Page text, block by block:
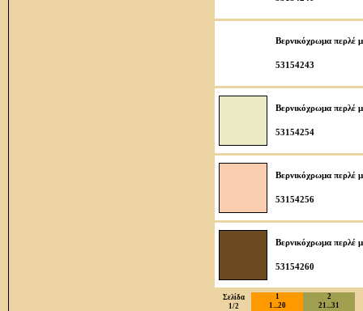
Βερνικόχρωμα περλέ
53154243
Βερνικόχρωμα περλέ
53154254
Βερνικόχρωμα περλέ
53154256
Βερνικόχρωμα περλέ
53154260
Σελίδα
1/2
1
1...20
2
21...31